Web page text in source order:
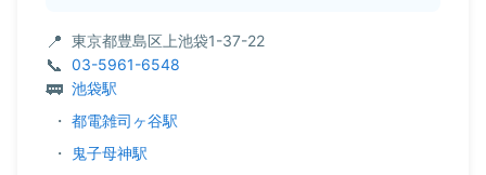
東京都豊島区上池袋1-37-22
03-5961-6548
池袋駅
・ 都電雑司ヶ谷駅
・
鬼子母神駅